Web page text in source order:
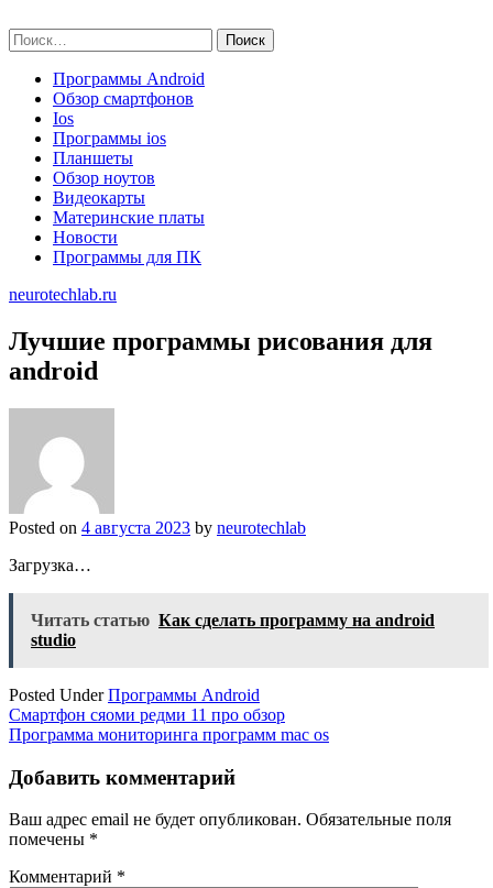
to
content
Найти:
Программы Android
Обзор смартфонов
Ios
Программы ios
Планшеты
Обзор ноутов
Видеокарты
Материнские платы
Новости
Программы для ПК
neurotechlab.ru
Лучшие программы рисования для
android
Posted on 4 августа 2023 by neurotechlab
Загрузка…
Читать статью Как сделать программу на android
studio
Posted UnderПрограммы Android
Навигация
по
записям
Смартфон сяоми редми 11 про обзор
Программа мониторинга программ mac os
Добавить комментарий
Ваш адрес email не будет опубликован. Обязательные поля
помечены *
Комментарий *